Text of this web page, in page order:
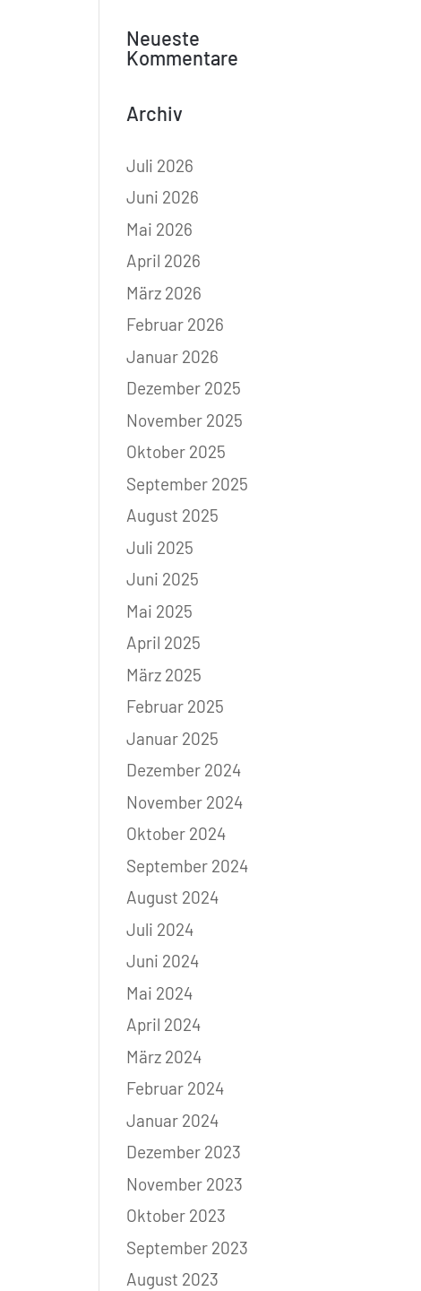
Neueste
Kommentare
Archiv
Juli 2026
Juni 2026
Mai 2026
April 2026
März 2026
Februar 2026
Januar 2026
Dezember 2025
November 2025
Oktober 2025
September 2025
August 2025
Juli 2025
Juni 2025
Mai 2025
April 2025
März 2025
Februar 2025
Januar 2025
Dezember 2024
November 2024
Oktober 2024
September 2024
August 2024
Juli 2024
Juni 2024
Mai 2024
April 2024
März 2024
Februar 2024
Januar 2024
Dezember 2023
November 2023
Oktober 2023
September 2023
August 2023